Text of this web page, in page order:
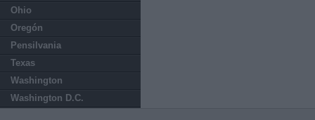
Ohio
Oregón
Pensilvania
Texas
Washington
Washington D.C.